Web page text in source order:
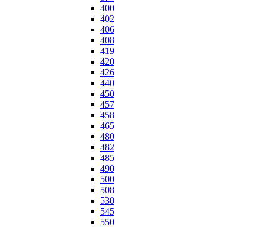
400
402
406
408
419
420
426
440
450
457
458
465
480
482
485
490
500
508
530
545
550